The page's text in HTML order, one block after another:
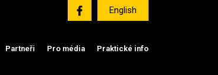
English
Partneři Pro média Praktické info